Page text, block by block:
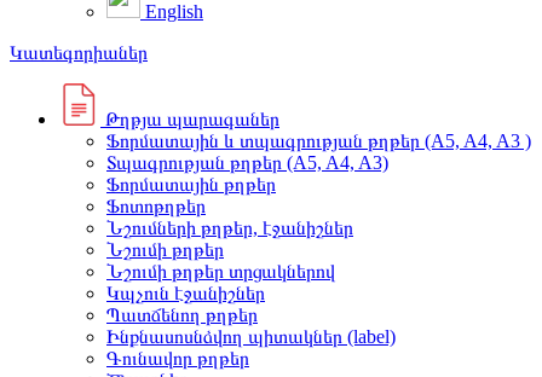
English
Կատեգորիաներ
Թղթյա պարագաներ
Ֆորմատային և տպագրության թղթեր (A5, A4, A3 )
Տպագրության թղթեր (A5, A4, A3)
Ֆորմատային թղթեր
Ֆոտոթղթեր
Նշումների թղթեր, էջանիշներ
Նշումի թղթեր
Նշումի թղթեր տրցակներով
Կպչուն էջանիշներ
Պատճենող թղթեր
Ինքնասոսնձվող պիտակներ (label)
Գունավոր թղթեր